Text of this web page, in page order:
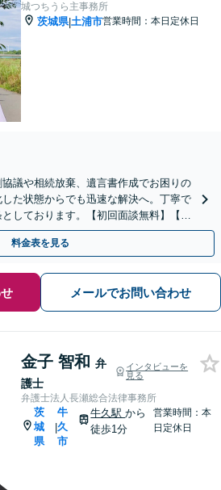
城つちうら主事務所
茨城県|土浦市営業時間：本日定休日
協議や相続放棄、遺言書作成でお困りの
た状態からでも迅速な解決へ。丁寧で
しております。【初回面談無料】【法
応可】
料金表を見る
メールでお問い合わせ
金子 智和 弁
護士
インタビューを
見る
弁護士法人長瀬総合法律事務所
茨
城
県
|
牛
久
市
牛久駅から
徒歩1分
営業時間：本
日定休日